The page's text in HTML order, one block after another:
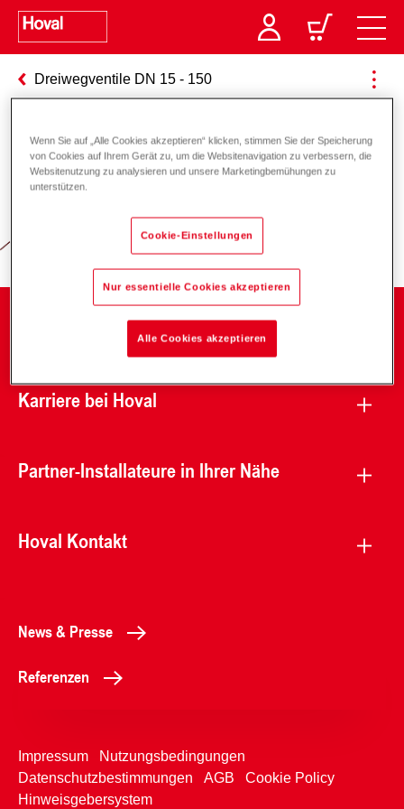
Dreiwegventile DN 15 - 150
Verantwortung für Energie und
Karriere bei Hoval
Partner-Installateure in Ihrer Nähe
Hoval Kontakt
News & Presse
Referenzen
Impressum
Nutzungsbedingungen
Datenschutzbestimmungen
AGB
Cookie Policy
Hinweisgebersystem
Wenn Sie auf „Alle Cookies akzeptieren“ klicken, stimmen Sie der Speicherung
von Cookies auf Ihrem Gerät zu, um die Websitenavigation zu verbessern, die
Websitenutzung zu analysieren und unsere Marketingbemühungen zu
unterstützen.
Cookie-Einstellungen
Nur essentielle Cookies akzeptieren
Alle Cookies akzeptieren